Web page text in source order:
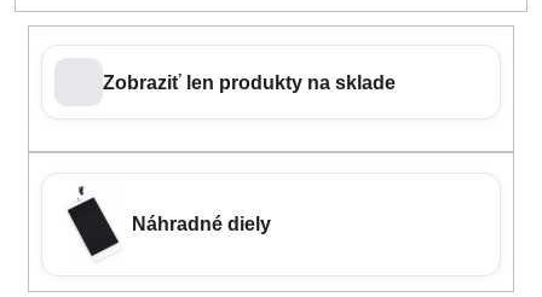
Zobraziť len produkty na sklade
Náhradné diely